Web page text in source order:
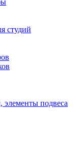
студий
элементы подвеса